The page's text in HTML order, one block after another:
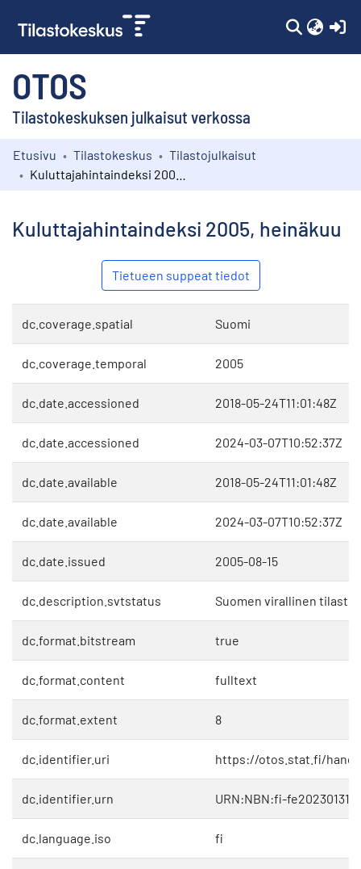
OTOS
Tilastokeskuksen julkaisut verkossa
Kokoelmat
Etusivu Tilastokeskus
Tilastojulkaisut
Kuluttajahintaindeksi 2005, heinäkuu
Tietueen suppeat tiedot
dc.coverage.spatial Suomi
dc.coverage.temporal 2005
dc.date.accessioned 2018-05-24T11:01:48Z
dc.date.accessioned 2024-03-07T10:52:37Z
dc.date.available 2018-05-24T11:01:48Z
dc.date.available 2024-03-07T10:52:37Z
dc.date.issued 2005-08-15
dc.description.svtstatus Suomen virallinen tilasto
dc.format.bitstream true
dc.format.content fulltext
dc.format.extent 8
dc.identifier.uri https://otos.stat.fi/
dc.identifier.urn URN:NBN:fi-
dc.language.iso fi